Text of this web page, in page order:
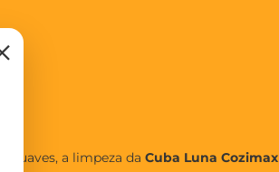
suaves, a limpeza da Cuba Luna Cozimax